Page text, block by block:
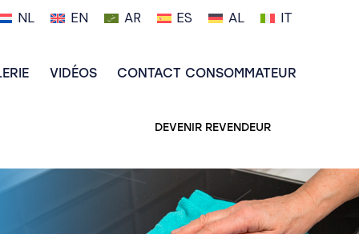
NL EN AR ES AL IT
VIDÉOS CONTACT CONSOMMATEUR
DEVENIR REVENDEUR